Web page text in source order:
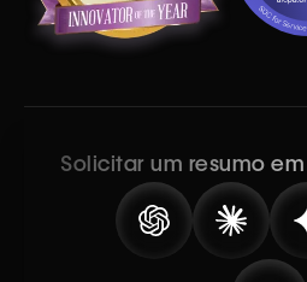
Solicitar um resumo